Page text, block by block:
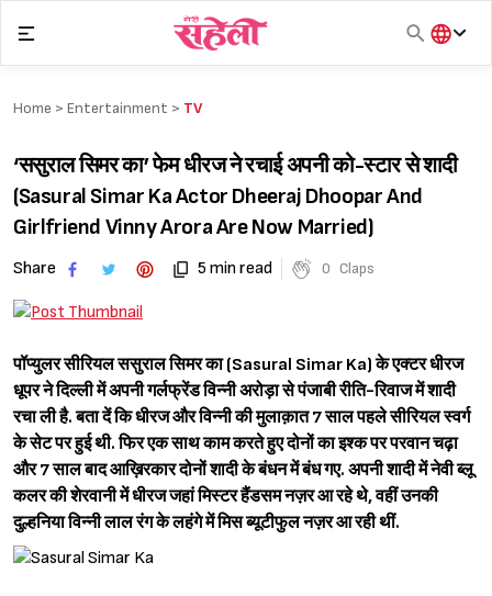
content
हिंदी
Home > Entertainment > TV
‘ससुराल सिमर का’ फेम धीरज ने रचाई अपनी को-स्टार से शादी
(Sasural Simar Ka Actor Dheeraj Dhoopar And
Girlfriend Vinny Arora Are Now Married)
Share 5 min read 0 Claps
पॉप्युलर सीरियल ससुराल सिमर का (Sasural Simar Ka) के एक्टर धीरज
धूपर ने दिल्ली में अपनी गर्लफ्रेंड विन्नी अरोड़ा से पंजाबी रीति-रिवाज में शादी
रचा ली है. बता दें कि धीरज और विन्नी की मुलाक़ात 7 साल पहले सीरियल स्वर्ग
के सेट पर हुई थी. फिर एक साथ काम करते हुए दोनों का इश्क पर परवान चढ़ा
और 7 साल बाद आख़िरकार दोनों शादी के बंधन में बंध गए. अपनी शादी में नेवी ब्लू
कलर की शेरवानी में धीरज जहां मिस्टर हैंडसम नज़र आ रहे थे, वहीं उनकी
दुल्हनिया विन्नी लाल रंग के लहंगे में मिस ब्यूटीफुल नज़र आ रही थीं.